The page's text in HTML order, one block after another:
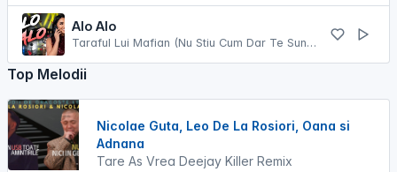
Alo Alo
Taraful Lui Mafian (Nu Stiu Cum Dar Te Sun Iara)
Top Melodii
Nicolae Guta, Leo De La Rosiori, Oana si
Adnana
Tare As Vrea Deejay Killer Remix